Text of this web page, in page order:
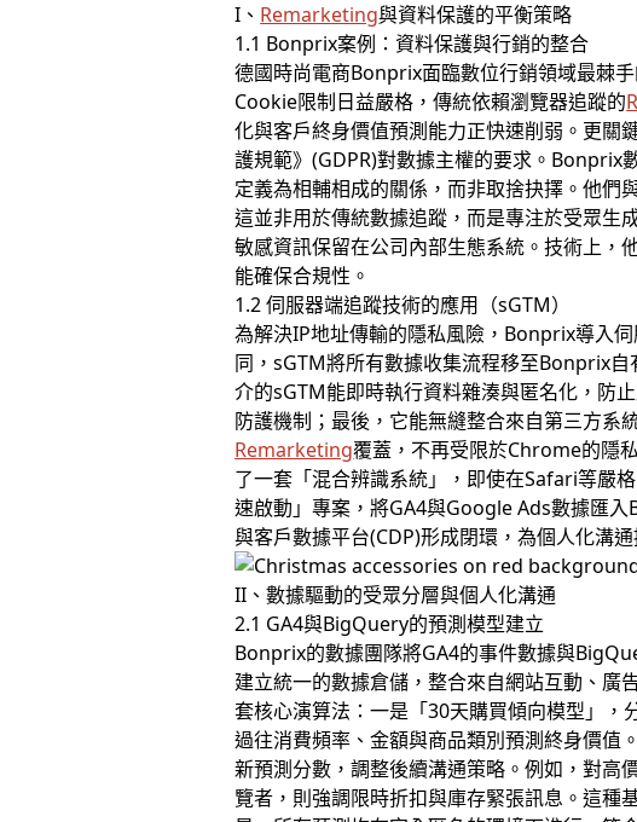
I、 Remarketing與資料保護的平衡策略
1.1 Bonprix案例：資料保護與行銷的整合
德國時尚電商Bonprix面臨數位行銷領域最棘
Cookie限制日益嚴格，傳統依賴瀏覽器追蹤的
化與客戶終身價值預測能力正快速削弱。更關
護規範》(GDPR)對數據主權的要求。
定義為相輔相成的關係，而非取捨抉擇。他
這並非用於傳統數據追蹤，而是專注於受眾
敏感資訊保留在公司內部生態系統。技術上，
能確保合規性。
1.2 伺服器端追蹤技術的應用（sGTM）
為解決IP地址傳輸的隱私風險，Bonprix導入
同，sGTM將所有數據收集流程移至Bonprix
介的sGTM能即時執行資料雜湊與匿名化，防
防護機制；最後，它能無縫整合來自第三方
Remarketing覆蓋，不再受限於Chrome的隱
了一套「混合辨識系統」，即使在Safari等嚴
速啟動」專案，將GA4與Google Ads數據匯
與客戶數據平台(CDP)形成閉環，為個人化溝
II、數據驅動的受眾分層與個人化溝通
2.1 GA4與BigQuery的預測模型建立
Bonprix的數據團隊將GA4的事件數據與
建立統一的數據倉儲，整合來自網站互動、廣
套核心演算法：一是「30天購買傾向模型」
過往消費頻率、金額與商品類別預測終身價值
新預測分數，調整後續溝通策略。例如，對高
覽者，則強調限時折扣與庫存緊張訊息。這種